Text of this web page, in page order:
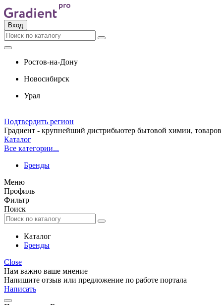
Вход
Ростов-на-Дону
Новосибирск
Урал
Подтвердить регион
Градиент - крупнейший дистрибьютер бытовой химии,
Каталог
Все категории...
Бренды
Меню
Профиль
Фильтр
Поиск
Каталог
Бренды
Close
Нам важно ваше мнение
Напишите отзыв или предложение по работе портала
Написать